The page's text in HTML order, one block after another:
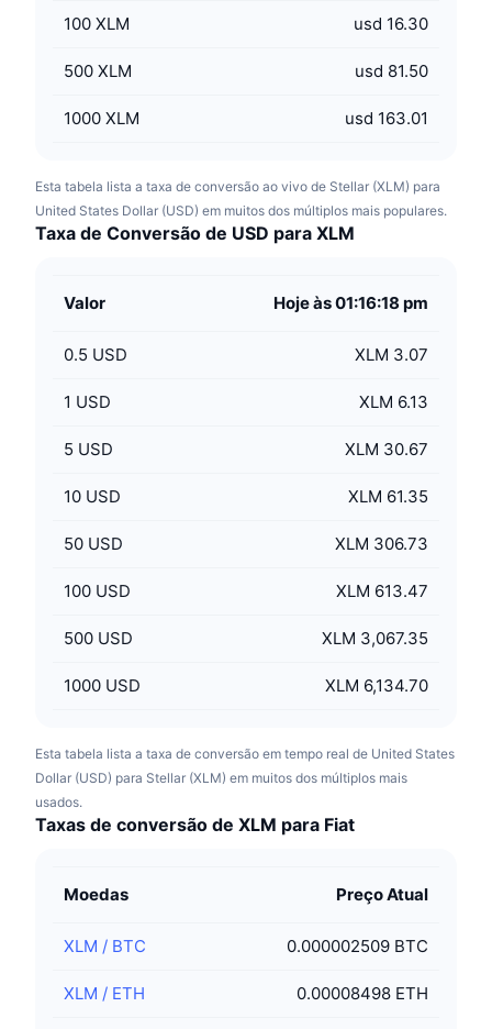
100 XLM usd 16.30
500 XLM usd 81.50
1000 XLM usd 163.01
Esta tabela lista a taxa de conversão ao vivo de Stellar (XLM) para
United States Dollar (USD) em muitos dos múltiplos mais populares.
Taxa de Conversão de USD para XLM
Valor Hoje às 01:16:18 pm
0.5 USD XLM 3.07
1 USD XLM 6.13
5 USD XLM 30.67
10 USD XLM 61.35
50 USD XLM 306.73
100 USD XLM 613.47
500 USD XLM 3,067.35
1000 USD XLM 6,134.70
Esta tabela lista a taxa de conversão em tempo real de United States
Dollar (USD) para Stellar (XLM) em muitos dos múltiplos mais
usados.
Taxas de conversão de XLM para Fiat
Moedas Preço Atual
XLM / BTC 0.000002509 BTC
XLM / ETH 0.00008498 ETH